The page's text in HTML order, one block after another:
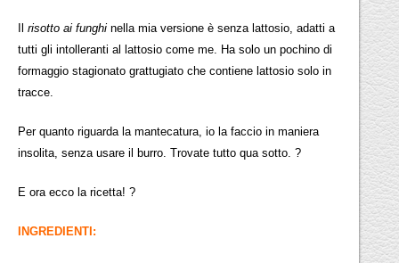
Ilrisotto ai funghinella mia versione è senza lattosio, adatti a
tutti gli intolleranti al lattosio come me. Ha solo un pochino di
formaggio stagionato grattugiato che contiene lattosio solo in
tracce.
Per quanto riguarda la mantecatura, io la faccio in maniera
insolita, senza usare il burro. Trovate tutto qua sotto. ?
E ora ecco la ricetta! ?
INGREDIENTI: